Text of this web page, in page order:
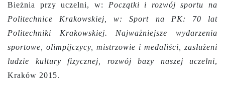
Bieżnia przy uczelni, w: Początki i rozwój sportu na
Politechnice Krakowskiej, w: Sport na PK: 70 lat
Politechniki Krakowskiej. Najważniejsze wydarzenia
sportowe, olimpijczycy, mistrzowie i medaliści, zasłużeni
ludzie kultury fizycznej, rozwój bazy naszej uczelni,
Kraków 2015.